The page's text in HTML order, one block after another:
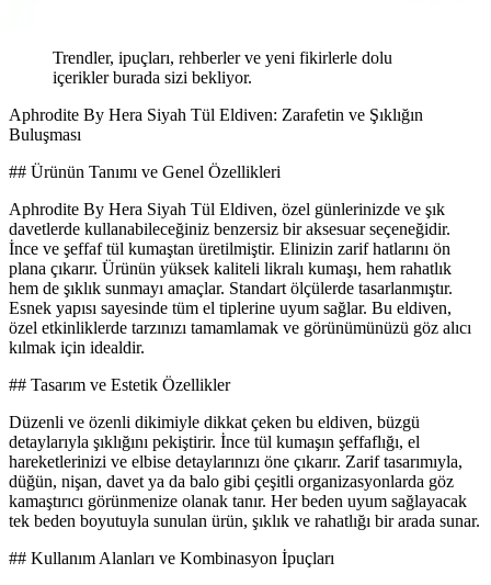
Trendler, ipuçları, rehberler ve yeni fikirlerle dolu
içerikler burada sizi bekliyor.
Aphrodite By Hera Siyah Tül Eldiven: Zarafetin ve Şıklığın
Buluşması
## Ürünün Tanımı ve Genel Özellikleri
Aphrodite By Hera Siyah Tül Eldiven, özel günlerinizde ve şık
davetlerde kullanabileceğiniz benzersiz bir aksesuar seçeneğidir.
İnce ve şeffaf tül kumaştan üretilmiştir. Elinizin zarif hatlarını ön
plana çıkarır. Ürünün yüksek kaliteli likralı kumaşı, hem rahatlık
hem de şıklık sunmayı amaçlar. Standart ölçülerde tasarlanmıştır.
Esnek yapısı sayesinde tüm el tiplerine uyum sağlar. Bu eldiven,
özel etkinliklerde tarzınızı tamamlamak ve görünümünüzü göz alıcı
kılmak için idealdir.
## Tasarım ve Estetik Özellikler
Düzenli ve özenli dikimiyle dikkat çeken bu eldiven, büzgü
detaylarıyla şıklığını pekiştirir. İnce tül kumaşın şeffaflığı, el
hareketlerinizi ve elbise detaylarınızı öne çıkarır. Zarif tasarımıyla,
düğün, nişan, davet ya da balo gibi çeşitli organizasyonlarda göz
kamaştırıcı görünmenize olanak tanır. Her beden uyum sağlayacak
tek beden boyutuyla sunulan ürün, şıklık ve rahatlığı bir arada sunar.
## Kullanım Alanları ve Kombinasyon İpuçları